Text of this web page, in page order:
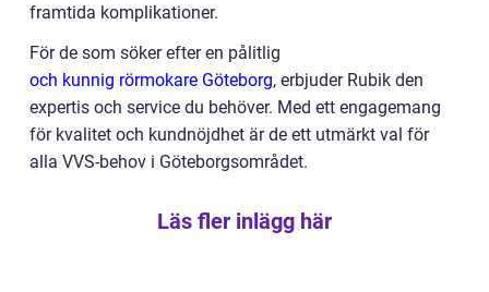
framtida komplikationer.
För de som söker efter en pålitlig
och kunnig rörmokare Göteborg, erbjuder Rubik den
expertis och service du behöver. Med ett engagemang
för kvalitet och kundnöjdhet är de ett utmärkt val för
alla VVS-behov i Göteborgsområdet.
Läs fler inlägg här